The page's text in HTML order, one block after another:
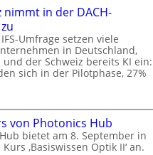
nimmt in der DACH-
Umfrage setzen viele
in Deutschland,
und der Schweiz bereits KI ein:
sich in der Pilotphase, 27%
von Photonics Hub
bietet am 8. September in
‚Basiswissen Optik II‘ an.